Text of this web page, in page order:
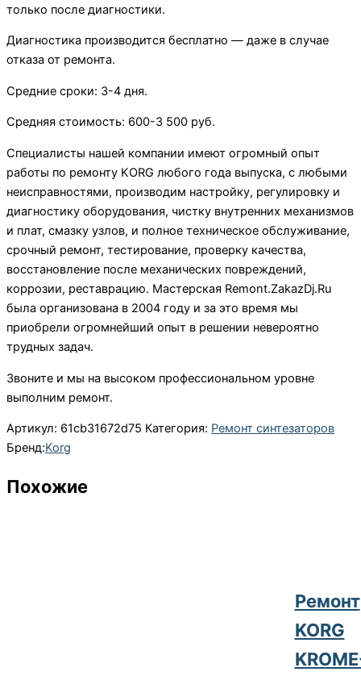
только после диагностики.
Диагностика производится бесплатно — даже в случае
отказа от ремонта.
Средние сроки: 3-4 дня.
Средняя стоимость: 600-3 500 руб.
Специалисты нашей компании имеют огромный опыт
работы по ремонту KORG любого года выпуска, с любыми
неисправностями, производим настройку, регулировку и
диагностику оборудования, чистку внутренних механизмов
и плат, смазку узлов, и полное техническое обслуживание,
срочный ремонт, тестирование, проверку качества,
восстановление после механических повреждений,
коррозии, реставрацию. Мастерская Remont.ZakazDj.Ru
была организована в 2004 году и за это время мы
приобрели огромнейший опыт в решении невероятно
трудных задач.
Звоните и мы на высоком профессиональном уровне
выполним ремонт.
Артикул: 61cb31672d75 Категория: Ремонт синтезаторов
Бренд:Korg
Похожие
Ремонт
KORG